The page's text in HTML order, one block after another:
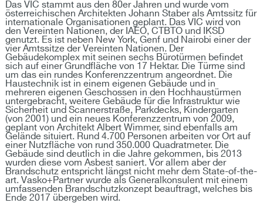
Das VIC stammt aus den 80er Jahren und wurde vom
österreichischen Architekten Johann Staber als Amtssitz für
internationale Organisationen geplant. Das VIC wird von
den Vereinten Nationen, der IAEO, CTBTO und IKSD
genutzt. Es ist neben New York, Genf und Nairobi einer der
vier Amtssitze der Vereinten Nationen. Der
Gebäudekomplex mit seinen sechs Bürotürmen befindet
sich auf einer Grundfläche von 17 Hektar. Die Türme sind
um das ein rundes Konferenzzentrum angeordnet. Die
Haustechnik ist in einem eigenen Gebäude und in
mehreren eigenen Geschossen in den Hochhaustürmen
untergebracht, weitere Gebäude für die Infrastruktur wie
Sicherheit und Scannerstraße, Parkdecks, Kindergarten
(von 2001) und ein neues Konferenzzentrum von 2009,
geplant von Architekt Albert Wimmer, sind ebenfalls am
Gelände situiert. Rund 4.700 Personen arbeiten vor Ort auf
einer Nutzfläche von rund 350.000 Quadratmeter. Die
Gebäude sind deutlich in die Jahre gekommen, bis 2013
wurden diese vom Asbest saniert. Vor allem aber der
Brandschutz entspricht längst nicht mehr dem State-of-the-
art. Vasko+Partner wurde als Generalkonsulent mit einem
umfassenden Brandschutzkonzept beauftragt, welches bis
Ende 2017 übergeben wird.